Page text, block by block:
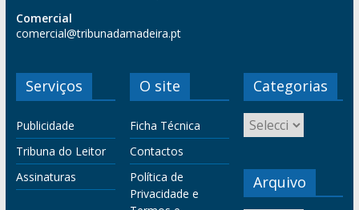
Comercial
comercial@tribunadamadeira.pt
Serviços
Publicidade
Tribuna do Leitor
Assinaturas
O site
Ficha Técnica
Contactos
Política de
Privacidade e
Categorias
Arquivo